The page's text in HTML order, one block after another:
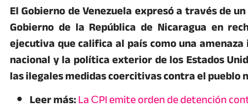
El Gobierno de Venezuela expresó a través de
Gobierno de la República de Nicaragua en
ejecutiva que califica al país como una
nacional y la política exterior de los Estados
las ilegales medidas coercitivas contra el pueblo
Leer más:La СPI emite orden de detención